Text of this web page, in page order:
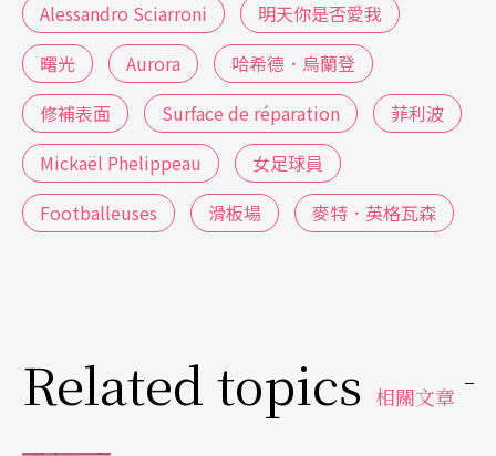
慢地，他們從千篇一律的奔跑轉變成變化無窮的跳
躍，並隨著喊出的節拍構成一個不斷變換隊形的群
體。整整70分鐘，他們沒有停下腳步，觀眾能夠聽
見他們喘息的節奏，甚至可以聞到他們汗水的氣
味。馬騰斯創作的初衷在於回應他對舞蹈藝術的質
疑，以及日漸人微輕言的文化處境：舞蹈跟運動的
術和娛樂到底有何差異？受到美國攝影師哈斯曼（P
Alessandro Sciarroni
明天你是否愛我
曙光
Aurora
哈希德．烏蘭登
修補表面
Surface de réparation
菲利波
Mickaël Phelippeau
女足球員
Footballeuses
滑板場 麥特．英格瓦森
Related topics 相關文章